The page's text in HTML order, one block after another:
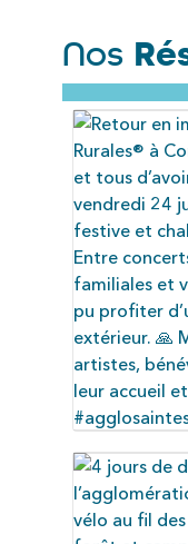
Nos